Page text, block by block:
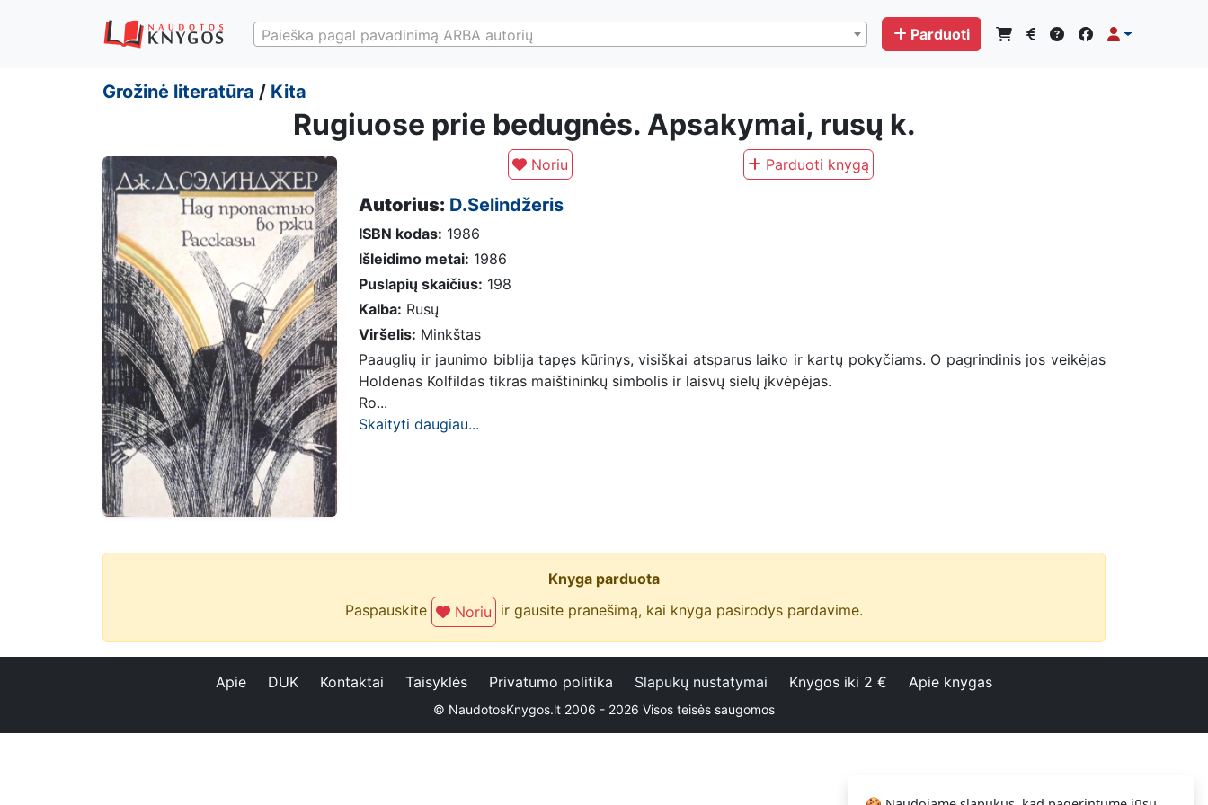
Paieška pagal pavadinimą ARBA autorių Parduoti
Grožinė literatūra / Kita
Rugiuose prie bedugnės. Apsakymai, rusų k.
Noriu Parduoti knygą
Autorius: D.Selindžeris
ISBN kodas: 1986
Išleidimo metai: 1986
Puslapių skaičius: 198
Kalba: Rusų
Viršelis: Minkštas
Paauglių ir jaunimo biblija tapęs kūrinys, visiškai atsparus laiko ir kartų pokyčiams. O pagrindinis jos veikėjas
Holdenas Kolfildas tikras maištininkų simbolis ir laisvų sielų įkvėpėjas.
Ro...
Skaityti daugiau...
Knyga parduota
Paspauskite
Noriu ir gausite pranešimą, kai knyga pasirodys pardavime.
Apie DUK Kontaktai Taisyklės Privatumo politika Slapukų nustatymai Knygos iki 2 € Apie knygas
© NaudotosKnygos.lt 2006 - 2026 Visos teisės saugomos